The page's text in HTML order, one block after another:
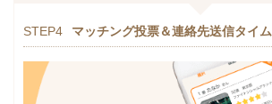
STEP4 マッチング投票＆連絡先送信タイム